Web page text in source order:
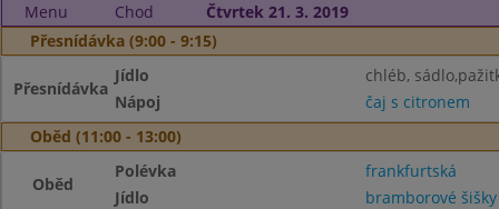
Menu
Chod
Čtvrtek 21. 3. 2019
Přesnídávka (9:00 - 9:15)
Přesnídávka
Jídlo
chléb,
Nápoj
čaj s citronem
Oběd (11:00 - 13:00)
Oběd
Polévka
frankfurtská
Jídlo
bramborové